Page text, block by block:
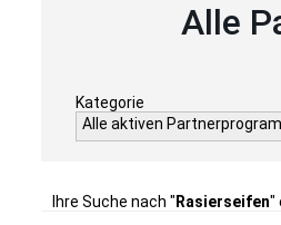
Alle
Kategorie
Alle aktiven
Ihre Suche nach " Rasierseifen"